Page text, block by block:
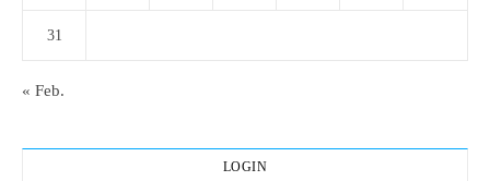
31
« Feb.
LOGIN